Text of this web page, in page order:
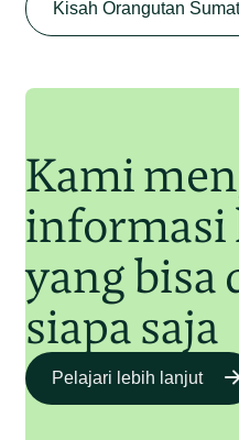
Junaidi
Begini
Kami
informasi
yang bisa
siapa saja
Pelajari lebih lanjut